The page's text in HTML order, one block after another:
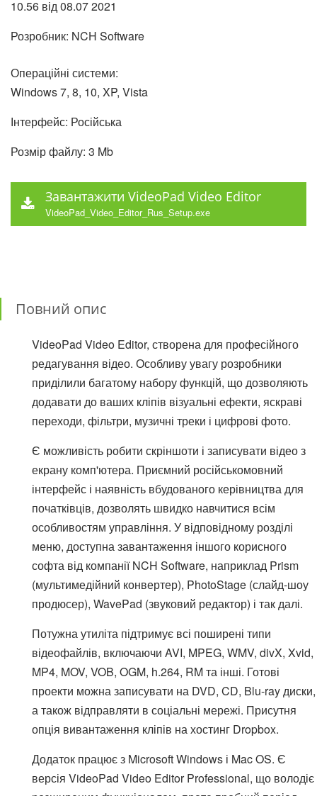
10.56 від08.072021
Розробник: NCH Software
Операційні системи:
Windows 7, 8, 10, XP, Vista
Інтерфейс: Російська
Розмір файлу: 3 Mb
Завантажити VideoPad Video Editor
VideoPad_Video_Editor_Rus_Setup.exe
Повний опис
VideoPad Video Editor, створена для професійного
редагування відео. Особливу увагу розробники
приділили багатому набору функцій, що дозволяють
додавати до ваших кліпів візуальні ефекти, яскраві
переходи, фільтри, музичні треки і цифрові фото.
Є можливість робити скріншоти і записувати відео з
екрану комп'ютера. Приємний російськомовний
інтерфейс і наявність вбудованого керівництва для
початківців, дозволять швидко навчитися всім
особливостям управління. У відповідному розділі
меню, доступна завантаження іншого корисного
софта від компанії NCH Software, наприклад Prism
(мультимедійний конвертер), PhotoStage (слайд-шоу
продюсер), WavePad (звуковий редактор) і так далі.
Потужна утиліта підтримує всі поширені типи
відеофайлів, включаючи AVI, MPEG, WMV, divX, Xvid,
MP4, MOV, VOB, OGM, h.264, RM та інші. Готові
проекти можна записувати на DVD, CD, Blu-ray диски,
а також відправляти в соціальні мережі. Присутня
опція вивантаження кліпів на хостинг Dropbox.
Додаток працює з Microsoft Windows і Mac OS. Є
версія VideoPad Video Editor Professional, що володіє